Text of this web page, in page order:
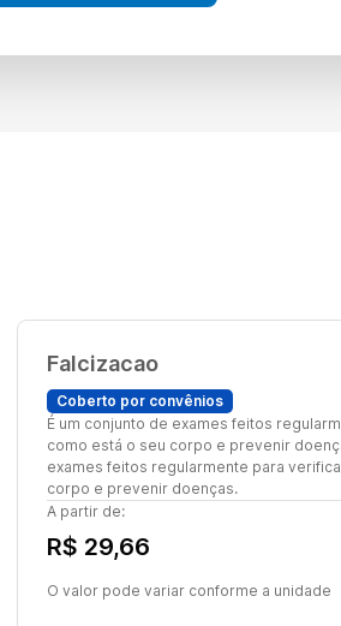
Falcizacao
Coberto por convênios
É um conjunto de exames feitos
como está o seu corpo e prevenir
exames feitos regularmente para
corpo e prevenir doenças.
A partir de:
R$ 29,66
O valor pode variar conforme a unidade